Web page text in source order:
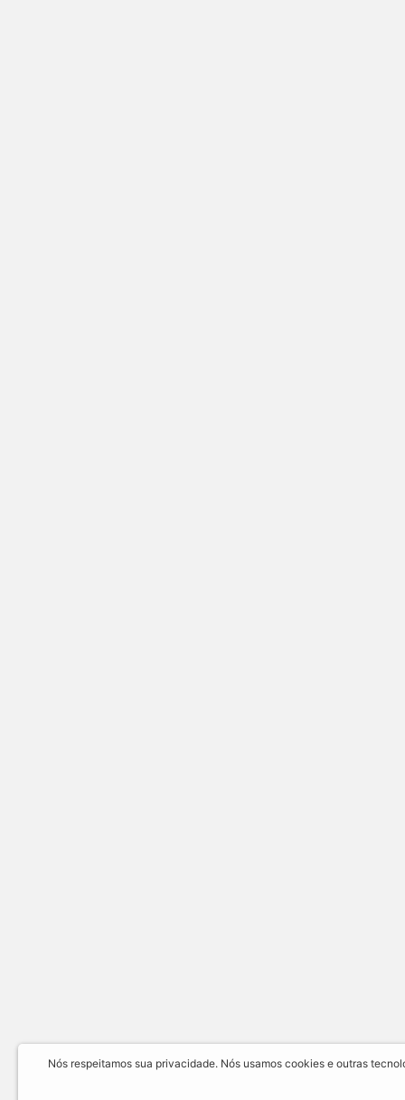
Nós respeitamos sua privacidade. Nós usamos cookies e outras